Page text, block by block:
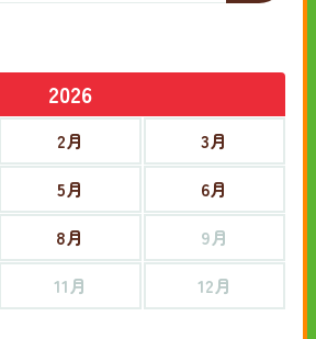
2026
2月
3月
5月
6月
8月
9月
11月 12月